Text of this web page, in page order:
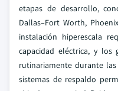
etapas de desarrollo,
Dallas–Fort Worth,
instalación hiperescala
capacidad eléctrica, y los
rutinariamente durante
sistemas de respaldo